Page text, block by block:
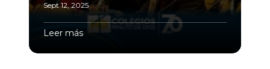
Sept 12, 2025
Leer más